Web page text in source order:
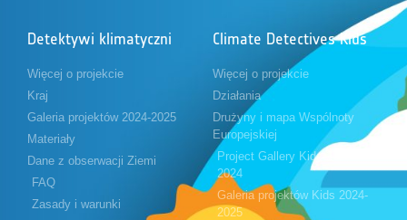
Detektywi klimatyczni
Więcej o projekcie
Kraj
Galeria projektów 2024-2025
Materiały
Dane z obserwacji Ziemi
FAQ
Zasady i warunki
Climate Detectives Kids
Więcej o projekcie
Działania
Drużyny i mapa Wspólnoty
Europejskiej
Project Gallery Kids 2023-
2024
Galeria projektów Kids 2024-
2025